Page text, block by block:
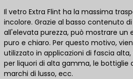
Il vetro Extra Flint ha la massima
incolore. Grazie al basso contenuto
all'elevata purezza, può mostrare
puro e chiaro. Per questo motivo,
utilizzato in applicazioni di fascia
per liquori di alta gamma, le bottiglie
marchi di lusso, ecc.